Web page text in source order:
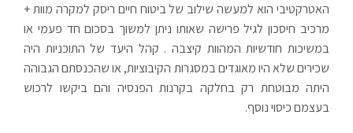
האטרקטיבי הוא למעשה שילוב של ביטוח חיים ריסק למקרה מוות +
מרכיב חיסכון לגיל פרישה שאותו ניתן למשוך בסכום חד פעמי או
במשיכות חודשיות המהוות קיצבה . קהל היעד של התוכניות היה
שכירים שלא היו מאוגדים במסגרות הקיבוציות, או שהכנסתם הגבוהה
היתה מבוטחת רק בחלקה בקרנות הפנסיה והם ביקשו לרכוש
בעצמם כיסוי נוסף.